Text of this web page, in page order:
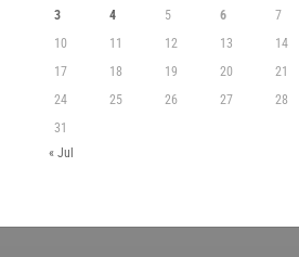
3
4 5 6 7
10
11 12 13 14
17
18 19 20 21
24
25 26 27 28
31
« Jul